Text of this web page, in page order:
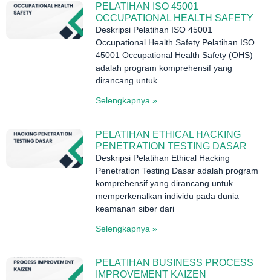
PELATIHAN ISO 45001
OCCUPATIONAL HEALTH SAFETY
Deskripsi Pelatihan ISO 45001
Occupational Health Safety Pelatihan ISO
45001 Occupational Health Safety (OHS)
adalah program komprehensif yang
dirancang untuk
Selengkapnya »
PELATIHAN ETHICAL HACKING
PENETRATION TESTING DASAR
Deskripsi Pelatihan Ethical Hacking
Penetration Testing Dasar adalah program
komprehensif yang dirancang untuk
memperkenalkan individu pada dunia
keamanan siber dari
Selengkapnya »
PELATIHAN BUSINESS PROCESS
IMPROVEMENT KAIZEN